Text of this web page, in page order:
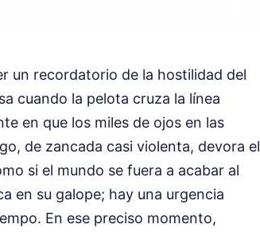
un recordatorio de la hostilidad del
cuando la pelota cruza la línea
en que los miles de ojos en las
de zancada casi violenta, devora el
si el mundo se fuera a acabar al
en su galope; hay una urgencia
En ese preciso momento,